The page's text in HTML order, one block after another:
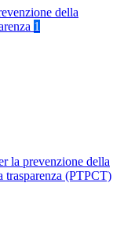
della
1
la prevenzione della
trasparenza (PTPCT)